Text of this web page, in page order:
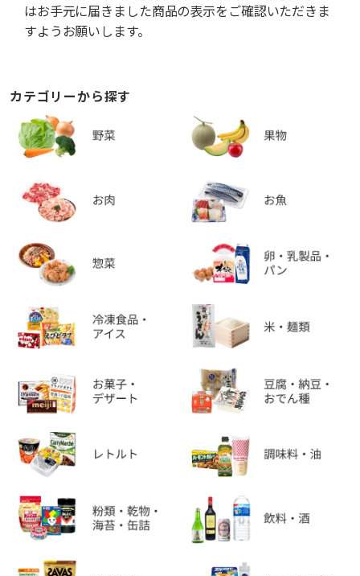
はお手元に届きました商品の表示をご確認いただきま
すようお願いします。
カテゴリーから探す